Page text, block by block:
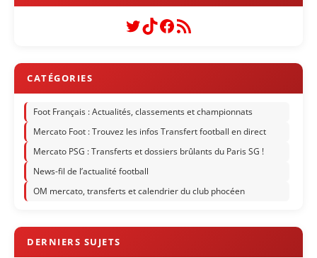
Twitter
TikTok
Facebook
Flux RSS
Foot Français : Actualités, classements et championnats
Mercato Foot : Trouvez les infos Transfert football en direct
Mercato PSG : Transferts et dossiers brûlants du Paris SG !
News-fil de l’actualité football
OM mercato, transferts et calendrier du club phocéen